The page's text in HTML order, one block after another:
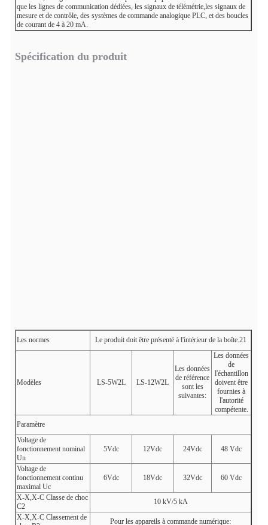
que les lignes de communication dédiées, les signaux de télémétrie,les signaux de
mesure et de contrôle, des systèmes de commande analogique PLC, et des boucles
de courant de 4 à 20 mA.
Spécification du produit
Les normes Le produit doit être présenté à l'intérieur de la boîte.21
Modèles LS-5W2L LS-12W2L
Les données
de référence
sont les
suivantes:
Les données
de
l'échantillon
doivent être
fournies à
l'autorité
compétente.
Paramètre
Voltage de
fonctionnement nominal
Un
5Vdc 12Vdc 24Vdc 48 Vdc
Voltage de
fonctionnement continu
maximal Uc
6Vdc 18Vdc 32Vdc 60 Vdc
X-X,X-C Classe de choc
C2
10 kV/5 kA
X-X,X-C Classement de
Pour les appareils à commande numérique: